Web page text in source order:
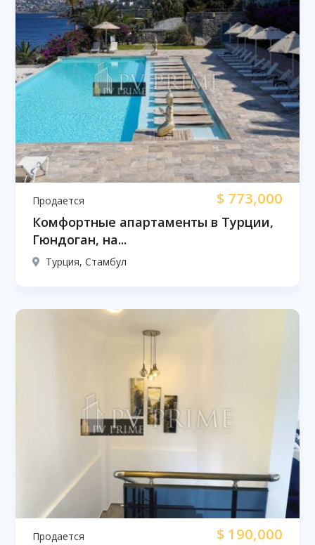
Продается $ 773,000
Комфортные апартаменты в Турции,
Гюндоган, на...
Турция, Стамбул
Продается $ 190,000